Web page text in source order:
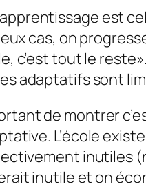
est
cas, on
c’est tout le reste
adaptatifs sont
de montrer
L’école
inutiles
inutile et on